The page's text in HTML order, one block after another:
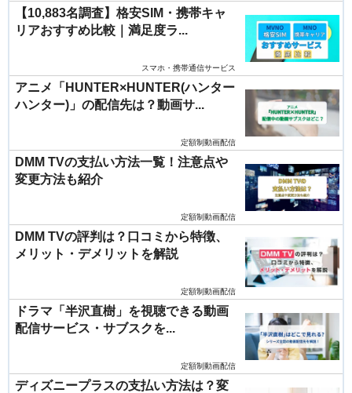
【10,883名調査】格安SIM・携帯キャ
リアおすすめ比較｜満足度ラ...
スマホ・携帯通信サービス
アニメ「HUNTER×HUNTER(ハンター
ハンター)」の配信先は？動画サ...
定額制動画配信
DMM TVの支払い方法一覧！注意点や
変更方法も紹介
定額制動画配信
DMM TVの評判は？口コミから特徴、
メリット・デメリットを解説
定額制動画配信
ドラマ「半沢直樹」を視聴できる動画
配信サービス・サブスクを...
定額制動画配信
ディズニープラスの支払い方法は？変